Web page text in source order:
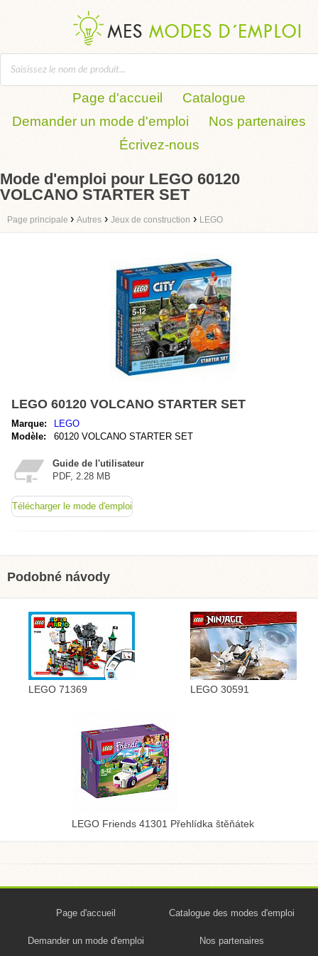
Page d'accueil
Catalogue
Demander un mode d'emploi
Nos partenaires
Écrivez-nous
Mode d'emploi pour LEGO 60120
VOLCANO STARTER SET
Page principale › Autres › Jeux de construction › LEGO
LEGO 60120 VOLCANO STARTER SET
Marque:
LEGO
Modèle:
60120 VOLCANO STARTER SET
Guide de l'utilisateur
PDF, 2.28 MB
Télécharger le mode d'emploi
Podobné návody
LEGO 71369 LEGO 30591
LEGO Friends 41301 Přehlídka štěňátek
Page d'accueil Catalogue des modes d'emploi
Demander un mode d'emploi Nos partenaires